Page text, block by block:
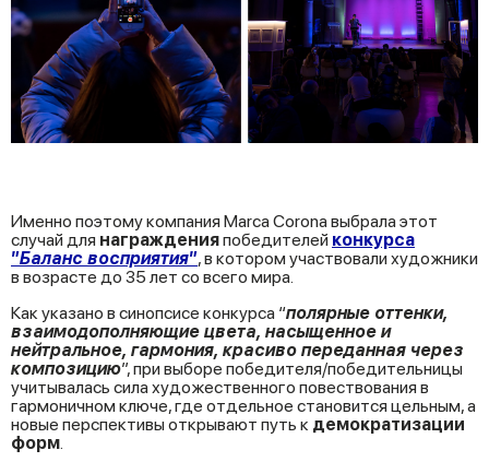
Именно поэтому компания Marca Corona выбрала этот
случай для награжденияпобедителей конкурса
”Баланс восприятия”, в котором участвовали художники
в возрасте до 35 лет со всего мира.
Как указано в синопсисе конкурса “полярные оттенки,
взаимодополняющие цвета, насыщенное и
нейтральное, гармония, красиво переданная через
композицию”, при выборе победителя/победительницы
учитывалась сила художественного повествования в
гармоничном ключе, где отдельное становится цельным, а
новые перспективы открывают путь к демократизации
форм